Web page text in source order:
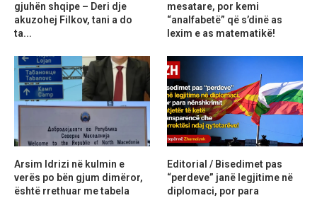
gjuhën shqipe – Deri dje
akuzohej Filkov, tani a do
ta...
mesatare, por kemi
“analfabetë” që s’dinë as
lexim e as matematikë!
Arsim Idrizi në kulmin e
verës po bën gjum dimëror,
është rrethuar me tabela
Editorial / Bisedimet pas
“perdeve” janë legjitime në
diplomaci, por para